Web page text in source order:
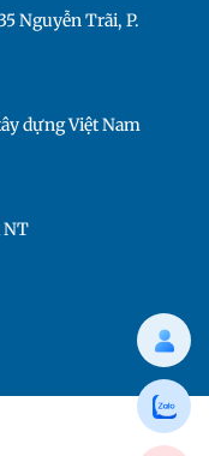
Nguyễn Trãi, P.
dựng Việt Nam
NT